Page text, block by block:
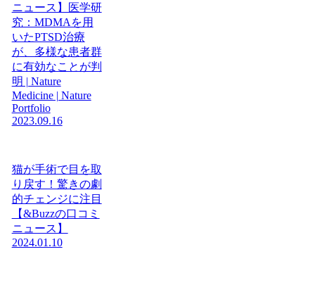
ニュース】医学研
究：MDMAを用
いたPTSD治療
が、多様な患者群
に有効なことが判
明 | Nature
Medicine | Nature
Portfolio
2023.09.16
猫が手術で目を取
り戻す！驚きの劇
的チェンジに注目
【&Buzzの口コミ
ニュース】
2024.01.10